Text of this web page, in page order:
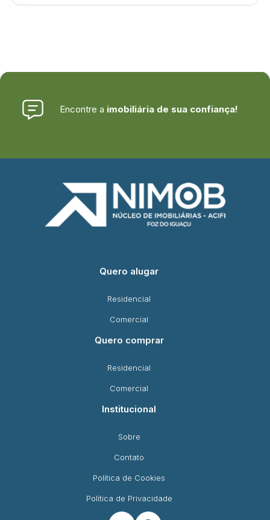
Encontre a imobiliária de sua confiança!
Quero alugar
Residencial
Comercial
Quero comprar
Residencial
Comercial
Institucional
Sobre
Contato
Política de Cookies
Política de Privacidade